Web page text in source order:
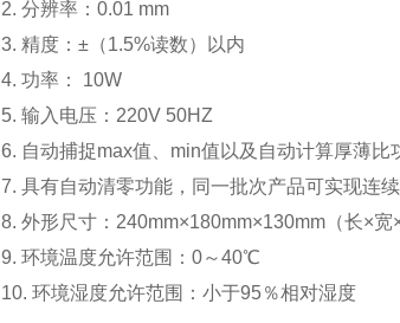
2.分辨率：0.01 mm
3.精度 ：±（1.5%读数）以内
4.功率：
10W
5.输入电压： 220V 50HZ
6. 自动捕捉max值、min值以及自动计算厚薄比
7.具有自动清零功能，同一批次产品可实现连
8.外形尺寸： 240mm×180mm×130mm （长×宽
9.环境温度允许范围：0～40℃
10.环境湿度允许范围：小于95％相对湿度